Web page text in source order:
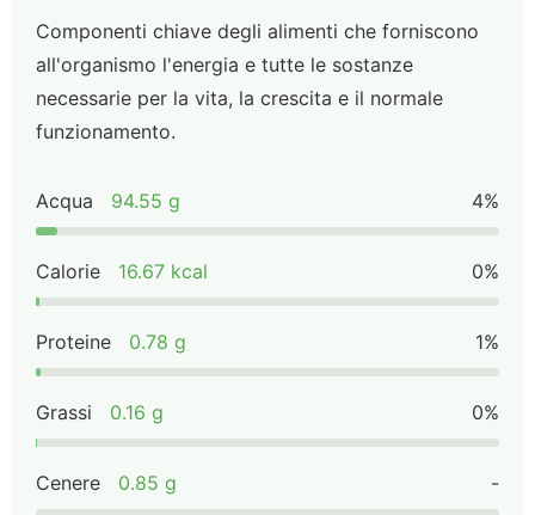
Componenti chiave degli alimenti che forniscono
all'organismo l'energia e tutte le sostanze
necessarie per la vita, la crescita e il normale
funzionamento.
Acqua 94.55 g 4%
Calorie 16.67 kcal 0%
Proteine 0.78 g 1%
Grassi 0.16 g 0%
Cenere 0.85 g -